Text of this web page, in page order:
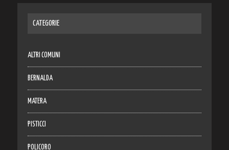
CATEGORIE
ALTRI COMUNI
BERNALDA
MATERA
PISTICCI
POLICORO